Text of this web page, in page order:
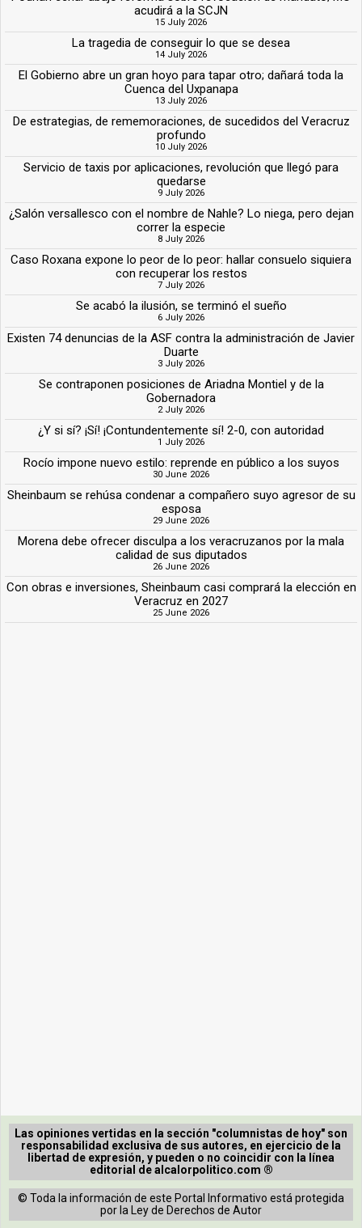
acudirá a la SCJN
15 July 2026
La tragedia de conseguir lo que se desea
14 July 2026
El Gobierno abre un gran hoyo para tapar otro; dañará toda la
Cuenca del Uxpanapa
13 July 2026
De estrategias, de rememoraciones, de sucedidos del Veracruz
profundo
10 July 2026
Servicio de taxis por aplicaciones, revolución que llegó para
quedarse
9 July 2026
¿Salón versallesco con el nombre de Nahle? Lo niega, pero dejan
correr la especie
8 July 2026
Caso Roxana expone lo peor de lo peor: hallar consuelo siquiera
con recuperar los restos
7 July 2026
Se acabó la ilusión, se terminó el sueño
6 July 2026
Existen 74 denuncias de la ASF contra la administración de Javier
Duarte
3 July 2026
Se contraponen posiciones de Ariadna Montiel y de la
Gobernadora
2 July 2026
¿Y si sí? ¡Sí! ¡Contundentemente sí! 2-0, con autoridad
1 July 2026
Rocío impone nuevo estilo: reprende en público a los suyos
30 June 2026
Sheinbaum se rehúsa condenar a compañero suyo agresor de su
esposa
29 June 2026
Morena debe ofrecer disculpa a los veracruzanos por la mala
calidad de sus diputados
26 June 2026
Con obras e inversiones, Sheinbaum casi comprará la elección en
Veracruz en 2027
25 June 2026
Las opiniones vertidas en la sección "columnistas de hoy" son
responsabilidad exclusiva de sus autores, en ejercicio de la
libertad de expresión, y pueden o no coincidir con la línea
editorial de alcalorpolitico.com ®
© Toda la información de este Portal Informativo está protegida
por la Ley de Derechos de Autor